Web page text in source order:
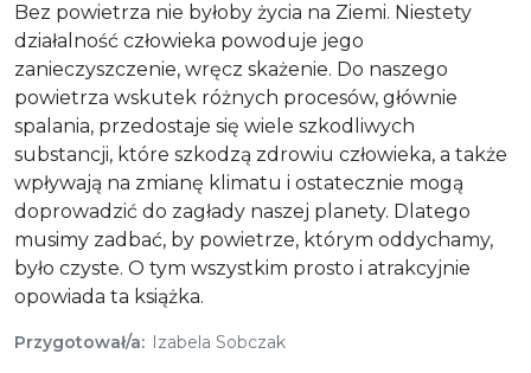
Bez powietrza nie byłoby życia na Ziemi. Niestety
działalność człowieka powoduje jego
zanieczyszczenie, wręcz skażenie. Do naszego
powietrza wskutek różnych procesów, głównie
spalania, przedostaje się wiele szkodliwych
substancji, które szkodzą zdrowiu człowieka, a także
wpływają na zmianę klimatu i ostatecznie mogą
doprowadzić do zagłady naszej planety. Dlatego
musimy zadbać, by powietrze, którym oddychamy,
było czyste. O tym wszystkim prosto i atrakcyjnie
opowiada ta książka.
Przygotował/a Izabela Sobczak